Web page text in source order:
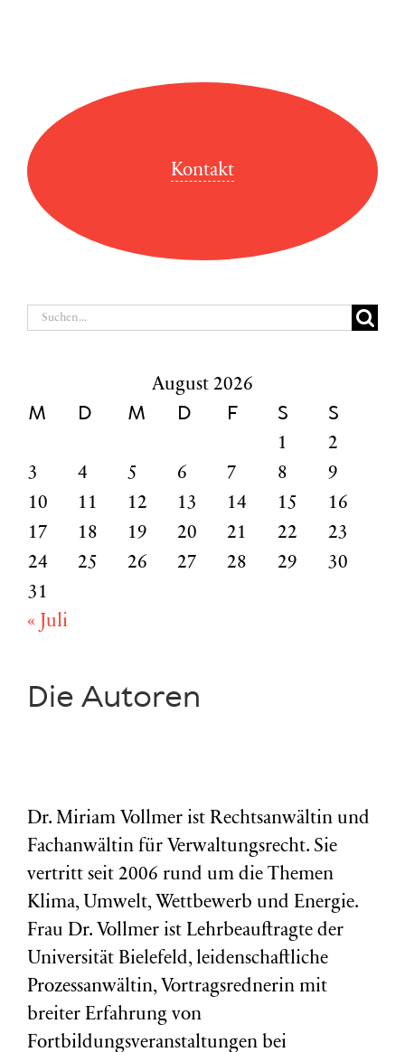
Kontakt
Suche
August 2026
M D M D F S S
1
2
3
4 5 6 7 8
9
10
11 12 13 14 15
16
17
18 19 20 21 22
23
24
25 26 27 28 29
30
31
« Juli
Die Autoren
Dr. Miriam Vollmer ist Rechtsanwältin und
Fachanwältin für Verwaltungsrecht. Sie
vertritt seit 2006 rund um die Themen
Klima, Umwelt, Wettbewerb und Energie.
Frau Dr. Vollmer ist Lehrbeauftragte der
Universität Bielefeld, leidenschaftliche
Prozessanwältin, Vortragsrednerin mit
breiter Erfahrung von
Fortbildungsveranstaltungen bei